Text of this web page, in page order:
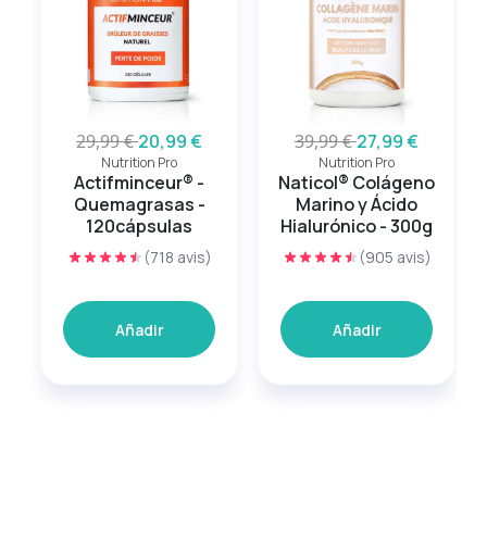
29,99 €20,99 €
Nutrition Pro
Actifminceur® -
Quemagrasas -
120cápsulas
(718 avis)
Añadir
39,99 €27,99 €
Nutrition Pro
Naticol® Colágeno
Marino y Ácido
Hialurónico - 300g
(905 avis)
Añadir